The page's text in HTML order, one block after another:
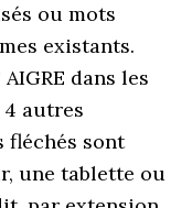
ou mots
existants.
dans les
autres
fléchés sont
une tablette ou